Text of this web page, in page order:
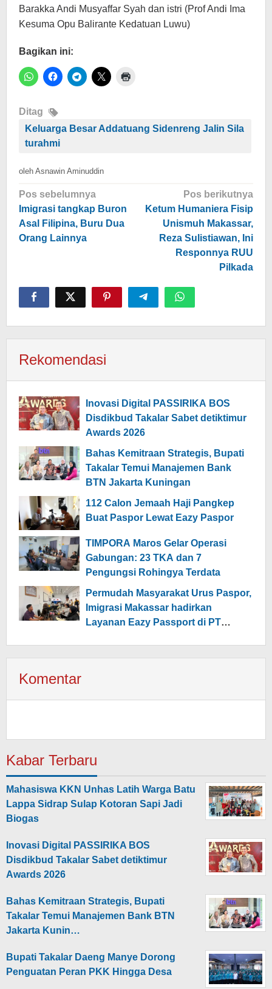
Barakka Andi Musyaffar Syah dan istri (Prof Andi Ima
Kesuma Opu Balirante Kedatuan Luwu)
Bagikan ini:
Ditag
Keluarga Besar Addatuang Sidenreng Jalin Sila
turahmi
oleh Asnawin Aminuddin
Navigasi
pos
Pos sebelumnya
Imigrasi tangkap Buron
Asal Filipina, Buru Dua
Orang Lainnya
Pos berikutnya
Ketum Humaniera Fisip
Unismuh Makassar,
Reza Sulistiawan, Ini
Responnya RUU
Pilkada
Rekomendasi
Inovasi Digital PASSIRIKA BOS
Disdikbud Takalar Sabet detiktimur
Awards 2026
Bahas Kemitraan Strategis, Bupati
Takalar Temui Manajemen Bank
BTN Jakarta Kuningan
112 Calon Jemaah Haji Pangkep
Buat Paspor Lewat Eazy Paspor
TIMPORA Maros Gelar Operasi
Gabungan: 23 TKA dan 7
Pengungsi Rohingya Terdata
Permudah Masyarakat Urus Paspor,
Imigrasi Makassar hadirkan
Layanan Eazy Passport di PT
Komentar
Kabar Terbaru
Mahasiswa KKN Unhas Latih Warga Batu
Lappa Sidrap Sulap Kotoran Sapi Jadi
Biogas
Inovasi Digital PASSIRIKA BOS
Disdikbud Takalar Sabet detiktimur
Awards 2026
Bahas Kemitraan Strategis, Bupati
Takalar Temui Manajemen Bank BTN
Jakarta Kunin…
Bupati Takalar Daeng Manye Dorong
Penguatan Peran PKK Hingga Desa